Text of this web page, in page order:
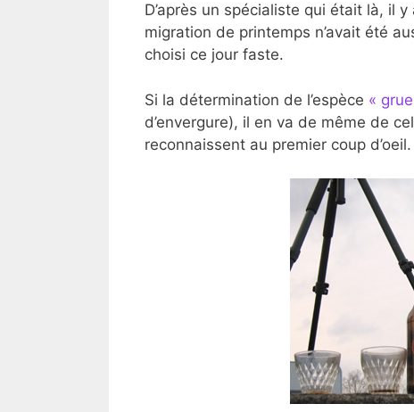
D’après un spécialiste qui était là, il
migration de printemps n’avait été
choisi ce jour faste.
Si la détermination de l’espèce «
d’envergure), il en va de même de
reconnaissent au premier coup